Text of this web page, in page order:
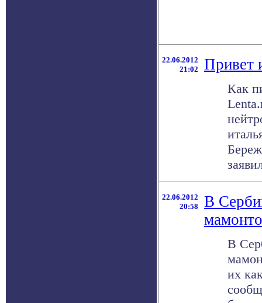
22.06.2012
21:02
Привет
Как
22.06.2012
20:58
В
В
их